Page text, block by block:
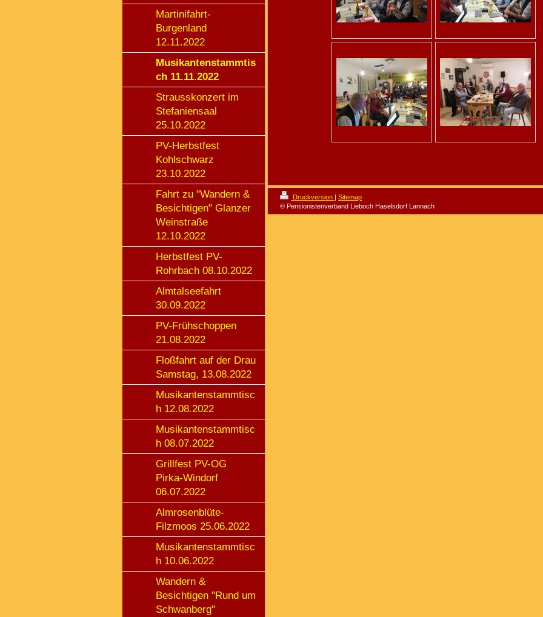
Martinifahrt-
Burgenland
12.11.2022
Musikantenstammtis
ch 11.11.2022
Strausskonzert im
Stefaniensaal
25.10.2022
PV-Herbstfest
Kohlschwarz
23.10.2022
Fahrt zu "Wandern &
Besichtigen" Glanzer
Weinstraße
12.10.2022
Herbstfest PV-
Rohrbach 08.10.2022
Almtalseefahrt
30.09.2022
PV-Frühschoppen
21.08.2022
Floßfahrt auf der Drau
Samstag, 13.08.2022
Musikantenstammtisc
h 12.08.2022
Musikantenstammtisc
h 08.07.2022
Grillfest PV-OG
Pirka-Windorf
06.07.2022
Almrosenblüte-
Filzmoos 25.06.2022
Musikantenstammtisc
h 10.06.2022
Wandern &
Besichtigen "Rund um
Schwanberg"
Druckversion | Sitemap
© Pensionistenverband Lieboch Haselsdorf Lannach